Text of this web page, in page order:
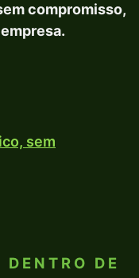
compromisso,
sem
DE